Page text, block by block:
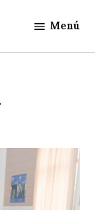
Menú